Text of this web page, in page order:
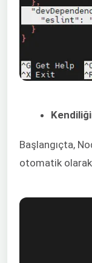
Başlangıçta,
otomatik olarak